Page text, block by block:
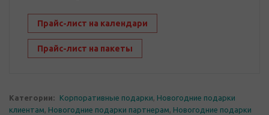
Прайс-лист на календари
Прайс-лист на пакеты
Категории: Корпоративные подарки, Новогодние подарки
клиентам, Новогодние подарки партнерам, Новогодние подарки